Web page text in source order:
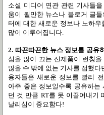
소셜 미디어 연관 관련 기사들을
움이 될만한 뉴스나 블로거 글
터에 대한 새로운 정보나 노하
많이 이루어집니다
2. 따끈따끈한 뉴스 정보를 공유
심을 많이 끄는 신제품이 런칭을
많을 수 밖에 없는 기사를 접했다
용자들은 새로운 정보를 빨리
아주 좋은 정보일수록 공유하는
던 것 만큼 RT를 못 이끌어내기
날리심이 중요함다!